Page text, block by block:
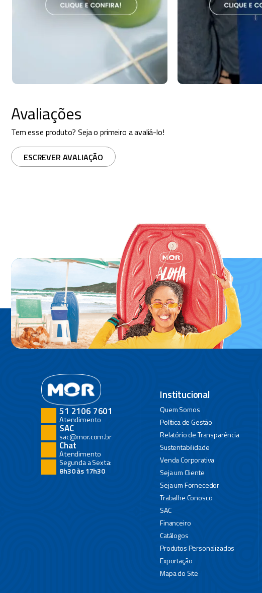
Avaliações
Tem esse produto? Seja o primeiro a avaliá-lo!
ESCREVER AVALIAÇÃO
51 2106 7601
Atendimento
SAC
sac@mor.com.br
Chat
Atendimento
Segunda a Sexta:
8h30 às 17h30
Institucional
Quem Somos
Política de Gestão
Relatório de Transparência
Sustentabilidade
Venda Corporativa
Seja um Cliente
Seja um Fornecedor
Trabalhe Conosco
SAC
Financeiro
Catálogos
Produtos Personalizados
Exportação
Mapa do Site